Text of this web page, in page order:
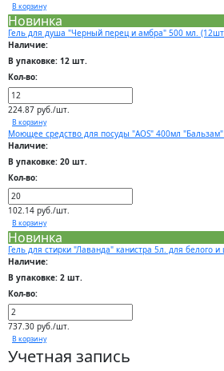
В корзину
Новинка
Гель для душа "Черный перец и амбра" 500 мл.
Наличие:
В упаковке: 12 шт.
Кол-во:
224.87 руб./шт.
В корзину
Моющее средство для посуды "AOS" 400мл
Наличие:
В упаковке: 20 шт.
Кол-во:
102.14 руб./шт.
В корзину
Новинка
Гель для стирки "Лаванда" канистра 5л. для белого
Наличие:
В упаковке: 2 шт.
Кол-во:
737.30 руб./шт.
В корзину
Учетная запись